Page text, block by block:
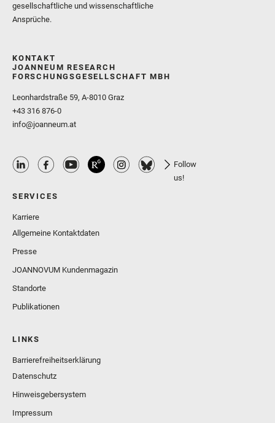
gesellschaftliche und wissenschaftliche
Ansprüche.
KONTAKT
JOANNEUM RESEARCH
FORSCHUNGSGESELLSCHAFT MBH
Leonhardstraße 59, A-8010 Graz
+43 316 876-0
info@joanneum.at
Follow
us!
SERVICES
Karriere
Allgemeine Kontaktdaten
Presse
JOANNOVUM Kundenmagazin
Standorte
Publikationen
LINKS
Barrierefreiheitserklärung
Datenschutz
Hinweisgebersystem
Impressum